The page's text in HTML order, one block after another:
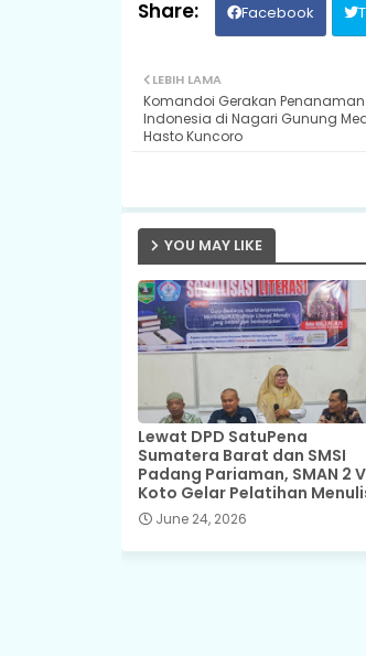
Facebook
LEBIH LAMA
Komandoi Gerakan Penanaman
Indonesia di Nagari Gunung
Hasto Kuncoro
YOU MAY LIKE
Lewat DPD SatuPena
Sumatera Barat dan SMSI
Padang Pariaman, SMAN 2
Koto Gelar Pelatihan
June 24, 2026